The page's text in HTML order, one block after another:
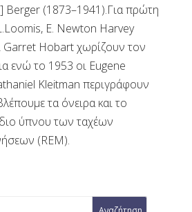
Berger (1873–1941).Για πρώτη
E. Newton Harvey
Garret Hobart χωρίζουν τον
ενώ το 1953 οι Eugene
Kleitman περιγράφουν
τα όνειρα και το
ύπνου των ταχέων
(REM).